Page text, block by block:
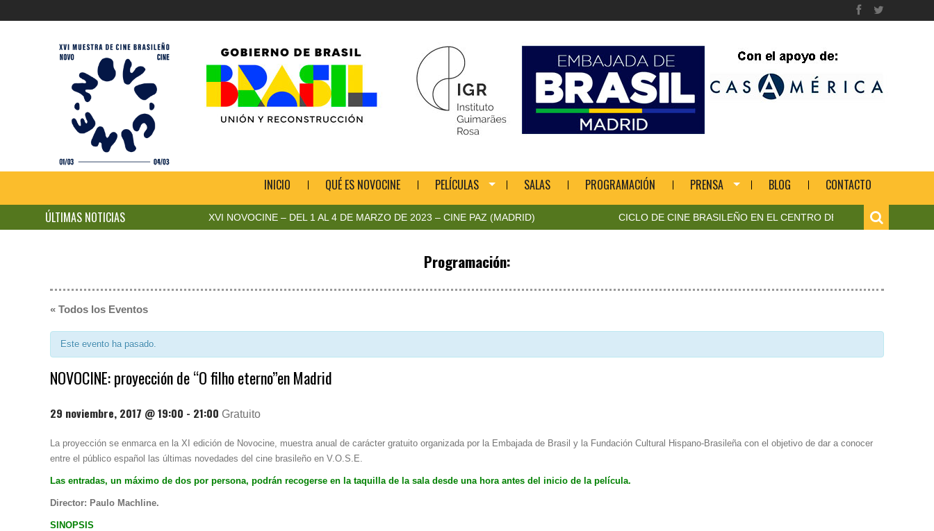
INICIO QUÉ ES NOVOCINE PELÍCULAS SALAS PROGRAMACIÓN PRENSA BLOG
CONTACTO
ÚLTIMAS NOTICIAS
XVI NOVOCINE – DEL 1 AL 4 DE MARZO DE 2023 – CINE PAZ (MADRID) CICLO DE CINE BRASILEÑO EN EL CENTRO DE ARTE CONTEMPORÁNEO
Programación:
« Todos los Eventos
Este evento ha pasado.
NOVOCINE: proyección de “O filho eterno”en Madrid
29 noviembre, 2017 @ 19:00 - 21:00 Gratuito
La proyección se enmarca en la XI edición de Novocine, muestra anual de carácter gratuito organizada por la Embajada de Brasil y la Fundación Cultural Hispano-Brasileña con el objetivo de dar a conocer
entre el público español las últimas novedades del cine brasileño en V.O.S.E.
Las entradas, un máximo de dos por persona, podrán recogerse en la taquilla de la sala desde una hora antes del inicio de la película.
Director: Paulo Machline.
SINOPSIS